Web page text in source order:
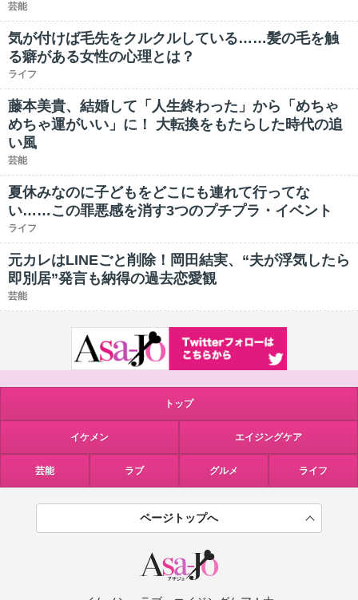
芸能
気が付けば毛先をクルクルしている……髪の毛を触
る癖がある女性の心理とは？
ライフ
藤本美貴、結婚して「人生終わった」から「めちゃ
めちゃ運がいい」に！ 大転換をもたらした時代の追
い風
芸能
夏休みなのに子どもをどこにも連れて行ってな
い……この罪悪感を消す3つのプチプラ・イベント
ライフ
元カレはLINEごと削除！岡田結実、“夫が浮気したら
即別居”発言も納得の過去恋愛観
芸能
トップ
イケメン エイジングケア
芸能 ラブ グルメ ライフ
ページトップへ